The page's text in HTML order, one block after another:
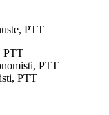
PTT
PTT
PTT
PTT